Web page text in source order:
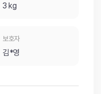
3 kg
보호자
김*영